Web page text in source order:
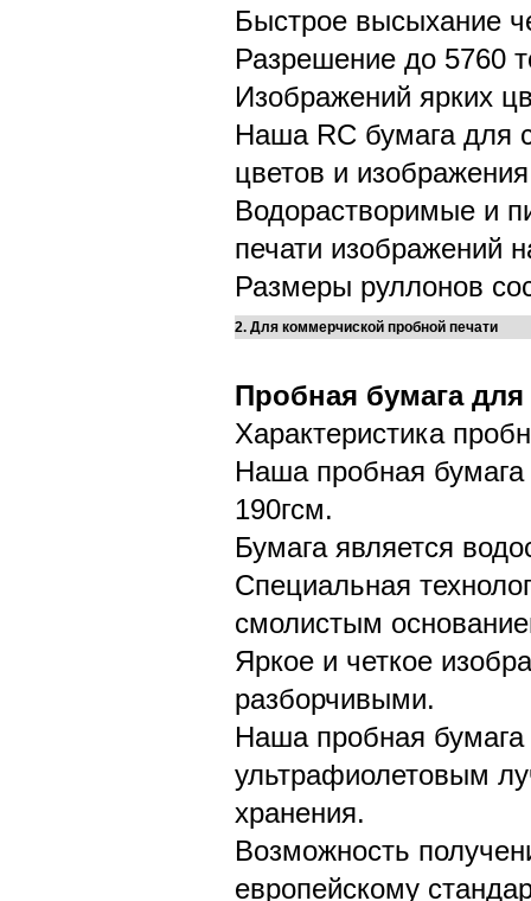
Быстрое высыхание
Разрешение до 5760
Изображений ярких
Наша RC бумага для
цветов и
Водорастворимые и
печати изображений
Размеры руллонов
2. Для коммерчиской пробной печати
Пробная бумага для
Характеристика
Наша пробная бумага
190гсм.
Бумага является
Специальная
смолистым
Яркое и четкое
разборчивыми.
Наша пробная бумага
ультрафиолетовым
хранения.
Возможность
европейскому